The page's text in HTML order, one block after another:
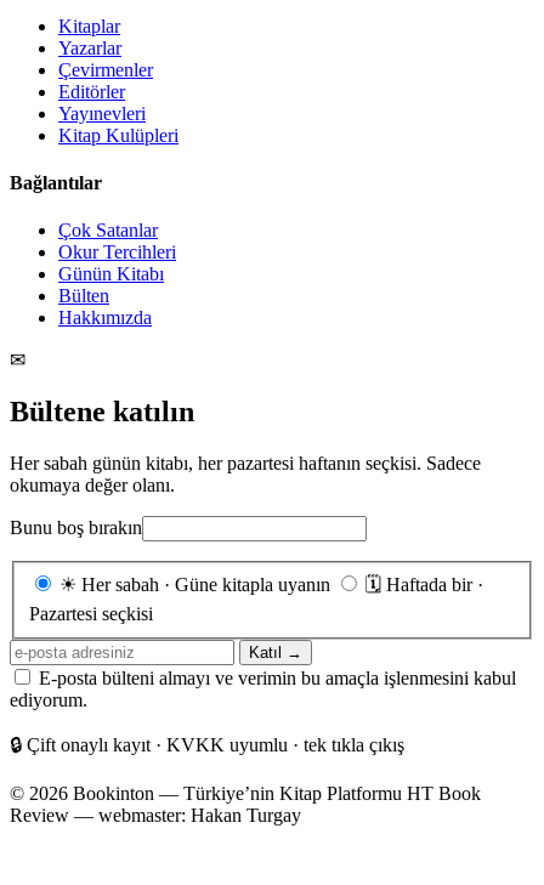
Kitaplar
Yazarlar
Çevirmenler
Editörler
Yayınevleri
Kitap Kulüpleri
Bağlantılar
Çok Satanlar
Okur Tercihleri
Günün Kitabı
Bülten
Hakkımızda
✉
Bültene katılın
Her sabah günün kitabı, her pazartesi haftanın seçkisi. Sadece
okumaya değer olanı.
Bunu boş bırakın
Gönderim
☀ Her sabah · Güne kitapla uyanın 🗓 Haftada bir ·
Pazartesi seçkisi
E-
posta
adresiniz
Katıl →
E-posta bülteni almayı ve verimin bu amaçla işlenmesini kabul
ediyorum.
🔒 Çift onaylı kayıt · KVKK uyumlu · tek tıkla çıkış
© 2026 Bookinton — Türkiye’nin Kitap Platformu HT Book
Review — webmaster: Hakan Turgay